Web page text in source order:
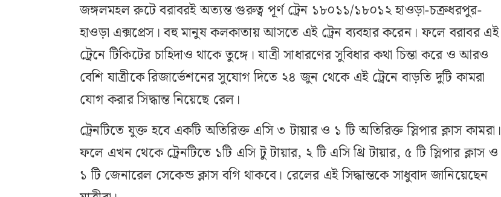
জঙ্গলমহল রুটে বরাবরই অত্যন্ত গুরুত্ব পূর্ণ ট্রেন ১৮০১১/১৮০১২ হাওড়া-চক্রধরপুর-
হাওড়া এক্সপ্রেস। বহু মানুষ কলকাতায় আসতে এই ট্রেন ব্যবহার করেন। ফলে বরাবর এই
ট্রেনে টিকিটের চাহিদাও থাকে তুঙ্গে। যাত্রী সাধারণের সুবিধার কথা চিন্তা করে ও আরও
বেশি যাত্রীকে রিজার্ভেশনের সুযোগ দিতে ২৪ জুন থেকে এই ট্রেনে বাড়তি দুটি কামরা
যোগ করার সিদ্ধান্ত নিয়েছে রেল।
ট্রেনটিতে যুক্ত হবে একটি অতিরিক্ত এসি ৩ টায়ার ও ১ টি অতিরিক্ত স্লিপার ক্লাস কামরা।
ফলে এখন থেকে ট্রেনটিতে ১টি এসি টু টায়ার, ২ টি এসি থ্রি টায়ার, ৫ টি স্লিপার ক্লাস ও
১ টি জেনারেল সেকেন্ড ক্লাস বগি থাকবে। রেলের এই সিদ্ধান্তকে সাধুবাদ জানিয়েছেন